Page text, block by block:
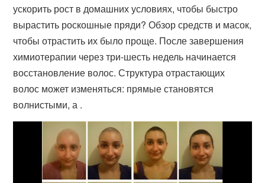
ускорить рост в домашних условиях, чтобы быстро
вырастить роскошные пряди? Обзор средств и масок,
чтобы отрастить их было проще. После завершения
химиотерапии через три-шесть недель начинается
восстановление волос. Структура отрастающих
волос может изменяться: прямые становятся
волнистыми, а .